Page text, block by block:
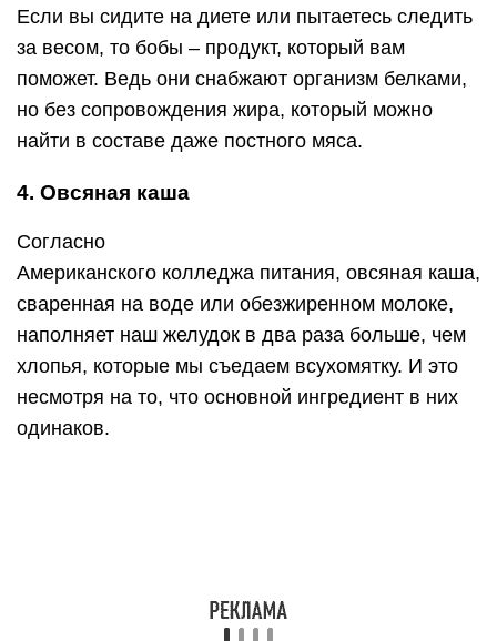
хлопья, которые мы съедаем всухомятку. И это
несмотря на то, что основной ингредиент в них
одинаков.
вязкой консистенции. Но именно вязкость каши